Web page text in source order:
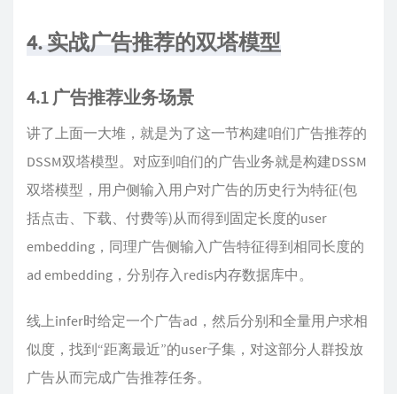
4. 实战广告推荐的双塔模型
4.1 广告推荐业务场景
讲了上面一大堆，就是为了这一节构建咱们广告推荐的
DSSM双塔模型。对应到咱们的广告业务就是构建DSSM
双塔模型，用户侧输入用户对广告的历史行为特征(包
括点击、下载、付费等)从而得到固定长度的user
embedding，同理广告侧输入广告特征得到相同长度的
ad embedding，分别存入redis内存数据库中。
线上infer时给定一个广告ad，然后分别和全量用户求相
似度，找到“距离最近”的user子集，对这部分人群投放
广告从而完成广告推荐任务。